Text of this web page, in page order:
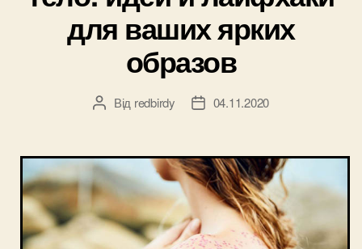
для ваших ярких
образов
Автор
Від redbirdy
Дата04.11.2020